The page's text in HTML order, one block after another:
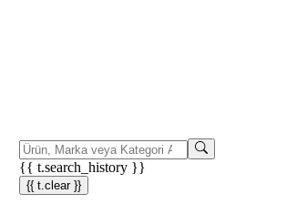
{{ t.search_history }}
{{ t.clear }}